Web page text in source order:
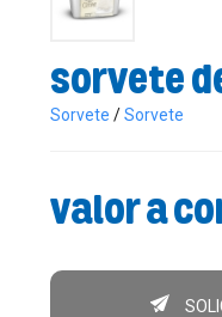
Sorvete
Sorvete /Sorvete
Valor a